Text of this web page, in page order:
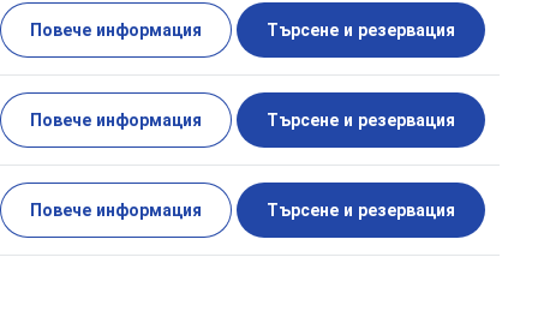
Повече информация Търсене и резервация
Повече информация Търсене и резервация
Повече информация Търсене и резервация